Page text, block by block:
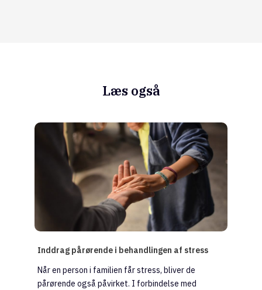
Læs også
Inddrag pårørende i behandlingen af stress
Når en person i familien får stress, bliver de
pårørende også påvirket. I forbindelse med